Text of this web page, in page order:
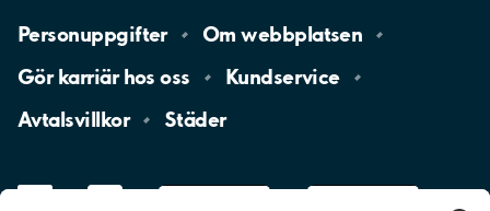
Personuppgifter Omwebbplatsen
Gör karriär hososs
Kundservice
Avtalsvillkor
Städer